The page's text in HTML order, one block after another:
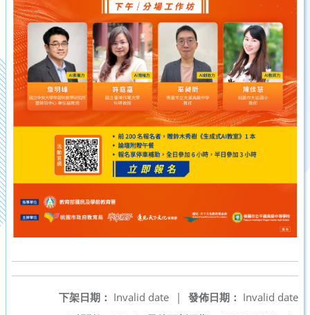
發佈日期： Invalid date
下架日期： Invalid date
|